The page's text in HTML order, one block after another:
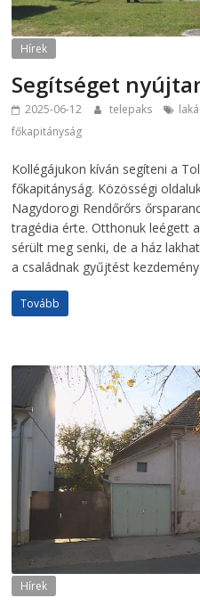
Hírek
Segítséget
2025-06-12 telepaks
főkapitányság
Kollégájukon kíván segíteni a
főkapitányság. Közösségi
Nagydorogi Rendőrőrs
tragédia érte. Otthonuk leégett
sérült meg senki, de a ház
a családnak gyűjtést
Tovább
Hírek